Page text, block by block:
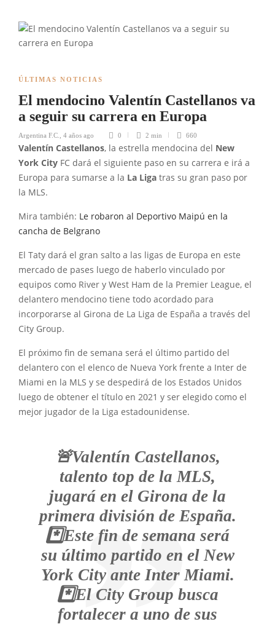
ÚLTIMAS NOTICIAS
El mendocino Valentín Castellanos va
a seguir su carrera en Europa
Argentina F.C. 4 años ago 0 2 min 660
Valentín Castellanos, la estrella mendocina del New
York City FC dará el siguiente paso en su carrera e irá a
Europa para sumarse a la La Liga tras su gran paso por
la MLS.
Mira también: Le robaron al Deportivo Maipú en la
cancha de Belgrano
El Taty dará el gran salto a las ligas de Europa en este
mercado de pases luego de haberlo vinculado por
equipos como River y West Ham de la Premier League, el
delantero mendocino tiene todo acordado para
incorporarse al Girona de La Liga de España a través del
City Group.
El próximo fin de semana será el último partido del
delantero con el elenco de Nueva York frente a Inter de
Miami en la MLS y se despedirá de los Estados Unidos
luego de obtener el título en 2021 y ser elegido como el
mejor jugador de la Liga estadounidense.
🚨Valentín Castellanos,
talento top de la MLS,
jugará en el Girona de la
primera división de España.
*️⃣Este fin de semana será
su último partido en el New
York City ante Inter Miami.
*️⃣El City Group busca
fortalecer a uno de sus